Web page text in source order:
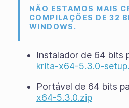
NÃO ESTAMOS MAIS
COMPILAÇÕES DE 32
WINDOWS.
Instalador de 64 bits
krita-x64-5.3.0-
Portável de 64 bits
x64-5.3.0.zip